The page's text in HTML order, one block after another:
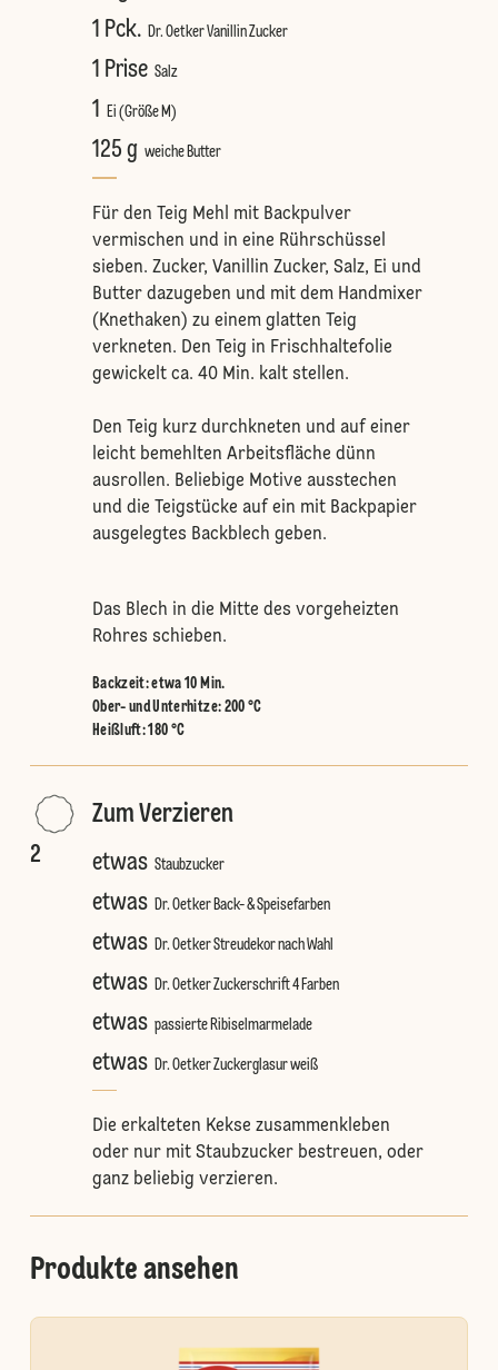
1 Pck. Dr. Oetker Vanillin Zucker
1 Prise Salz
1 Ei (Größe M)
125 g weiche Butter
Für den Teig Mehl mit Backpulver
vermischen und in eine Rührschüssel
sieben. Zucker, Vanillin Zucker, Salz, Ei und
Butter dazugeben und mit dem Handmixer
(Knethaken) zu einem glatten Teig
verkneten. Den Teig in Frischhaltefolie
gewickelt ca. 40 Min. kalt stellen.
Den Teig kurz durchkneten und auf einer
leicht bemehlten Arbeitsfläche dünn
ausrollen. Beliebige Motive ausstechen
und die Teigstücke auf ein mit Backpapier
ausgelegtes Backblech geben.
Das Blech in die Mitte des vorgeheizten
Rohres schieben.
Backzeit: etwa 10 Min.
Ober- und Unterhitze: 200 °C
Heißluft:180 °C
2
Zum Verzieren
etwas Staubzucker
etwas Dr. Oetker Back- & Speisefarben
etwas Dr. Oetker Streudekor nach Wahl
etwas Dr. Oetker Zuckerschrift 4 Farben
etwas passierte Ribiselmarmelade
etwas Dr. Oetker Zuckerglasur weiß
Die erkalteten Kekse zusammenkleben
oder nur mit Staubzucker bestreuen, oder
ganz beliebig verzieren.
Produkte ansehen